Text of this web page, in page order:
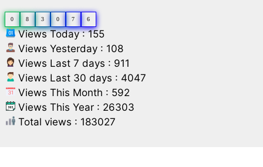
0 8 3 0 7 6
Views Today : 155
Views Yesterday : 108
Views Last 7 days : 911
Views Last 30 days : 4047
Views This Month : 592
Views This Year : 26303
Total views : 183027